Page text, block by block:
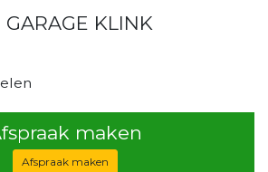
KLINK
maken
Afspraak maken